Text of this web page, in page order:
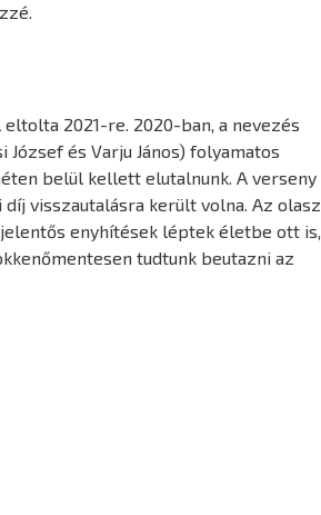
2021-re. 2020-ban, a nevezés
és Varju János) folyamatos
belül kellett elutalnunk. A verseny
visszautalásra került volna. Az olasz
enyhítések léptek életbe ott is,
tudtunk beutazni az